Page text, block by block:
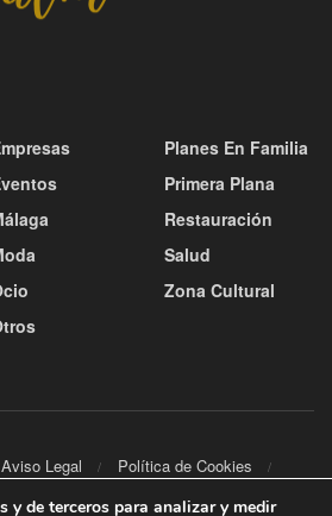
Planes En Familia
Primera Plana
Restauración
Salud
Zona Cultural
Aviso Legal
Política de Cookies
y de terceros para analizar y medir